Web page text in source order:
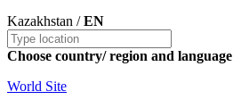
Kazakhstan /EN
Choose country/ region and language
World Site